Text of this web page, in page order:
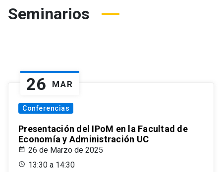
Seminarios
26 MAR
Conferencias
Presentación del IPoM en la Facultad de
Economía y Administración UC
26 de Marzo de 2025
13:30 a 14:30